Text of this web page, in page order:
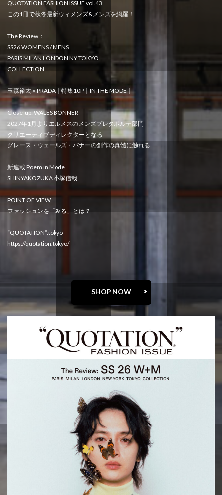
QUOTATION FASHION ISSUE vol.43
この1冊で秋冬最新ウィメンズ&メンズを網羅！
The Review：
SS26 WOMENS / MENS
PARIS MILAN LONDON NY TOKYO
COLLECTION
玉森裕太 × PRADA｜特集10P｜IN THE MODE｜
Close-up: WALES BONNER
2027年1月よりエルメスのメンズプレタポルテ部門
クリエーティブディレクターとなる
グレース・ウェールズ・バナーの創作の真髄に触れる
新連載 Poem in Mode
SHINYAKOZUKA 小塚信哉
POINT OF VIEW
ファッションを「みる」とは？
“QUOTATION”.tokyo
https://quotation.tokyo/
SHOP NOW